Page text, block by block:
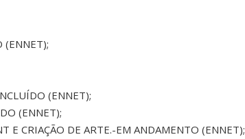
(ENNET);
(ENNET);
(ENNET);
E CRIAÇÃO DE ARTE.-EM ANDAMENTO (ENNET);